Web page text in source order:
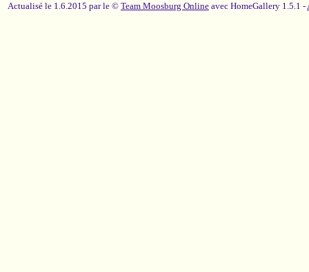
Actualisé le 1.6.2015 par le © Team Moosburg Online avec HomeGallery 1.5.1 -